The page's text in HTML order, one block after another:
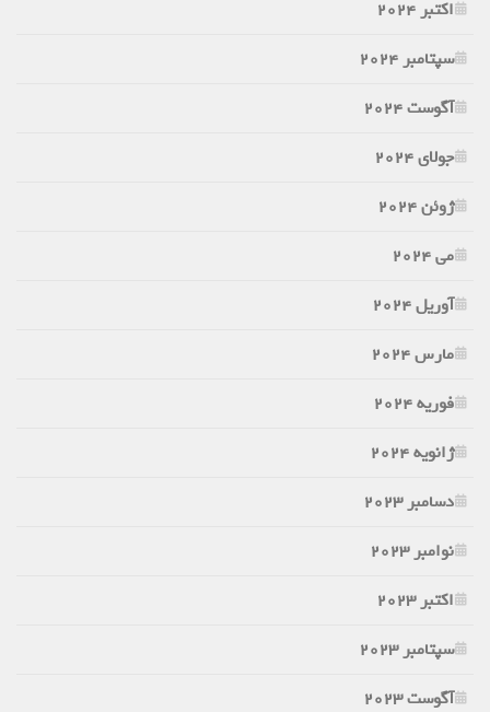
اکتبر 2024
سپتامبر 2024
آگوست 2024
جولای 2024
ژوئن 2024
می 2024
آوریل 2024
مارس 2024
فوریه 2024
ژانویه 2024
دسامبر 2023
نوامبر 2023
اکتبر 2023
سپتامبر 2023
آگوست 2023